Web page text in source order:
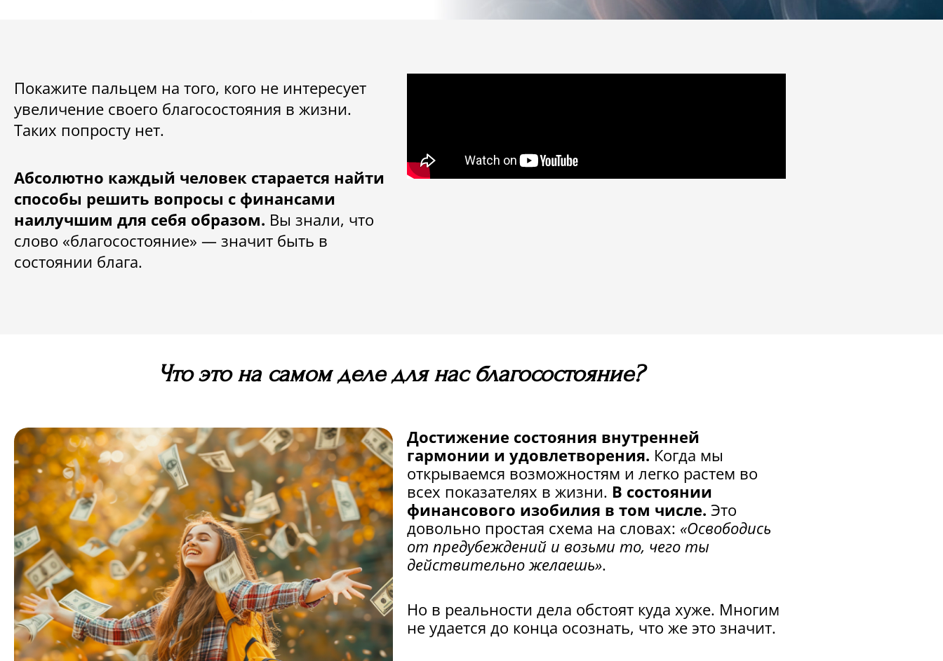
Покажите пальцем на того, кого не интересует
увеличение своего благосостояния в жизни.
Таких попросту нет.
Абсолютно каждый человек старается найти
способы решить вопросы с финансами
наилучшим для себя образом. Вы знали, что
слово «благосостояние» — значит быть в
состоянии блага.
Что это на самом деле для нас благосостояние?
Достижение состояния внутренней
гармонии и удовлетворения. Когда мы
открываемся возможностям и легко растем во
всех показателях в жизни. В состоянии
финансового изобилия в том числе. Это
довольно простая схема на словах: «Освободись
от предубеждений и возьми то, чего ты
действительно желаешь».
Но в реальности дела обстоят куда хуже. Многим
не удается до конца осознать, что же это значит.